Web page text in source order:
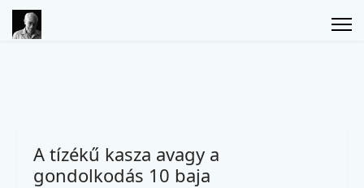
A tízékű kasza avagy a
gondolkodás 10 baja